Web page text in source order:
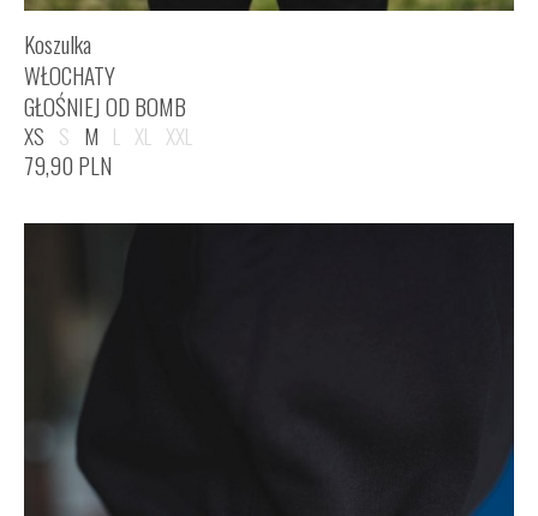
Koszulka
WŁOCHATY
GŁOŚNIEJ OD BOMB
XS S M L XL XXL
79,90 PLN